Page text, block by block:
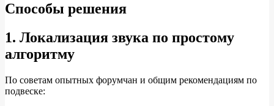
Способы решения
1. Локализация звука по простому
алгоритму
По советам опытных форумчан и общим рекомендациям по
подвеске: